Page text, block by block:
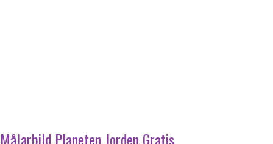
Målarbild Planeten Jorden Gratis